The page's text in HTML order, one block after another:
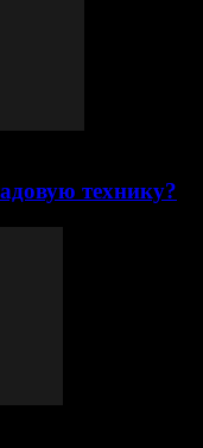
технику?